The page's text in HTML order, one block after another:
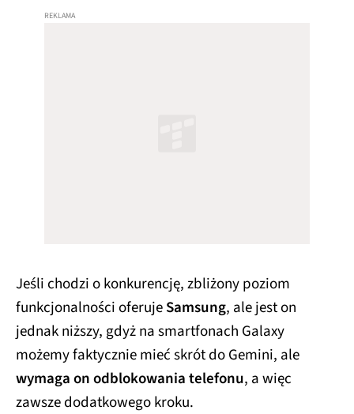
Jeśli chodzi o konkurencję, zbliżony poziom
funkcjonalności oferujeSamsung, ale jest on
jednak niższy, gdyż na smartfonach Galaxy
możemy faktycznie mieć skrót do Gemini, ale
wymaga on odblokowania telefonu, a więc
zawsze dodatkowego kroku.